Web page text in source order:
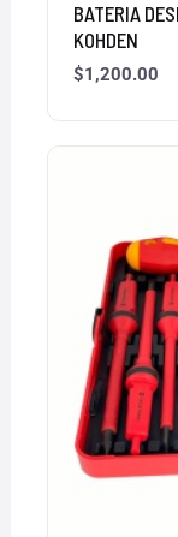
BATERIA
KOHDEN
$1,200.00